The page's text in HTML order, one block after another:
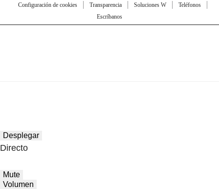
Configuración de cookies
Transparencia Soluciones W
Teléfonos
Escríbanos
Desplegar
Directo
Mute
Volumen